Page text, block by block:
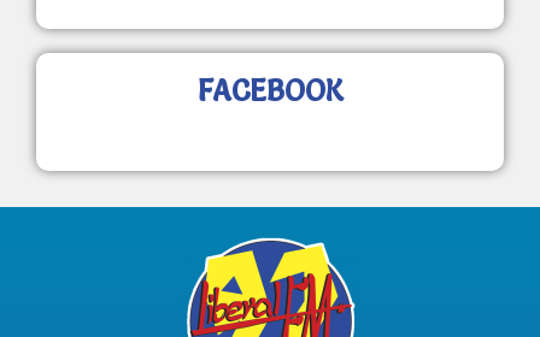
FACEBOOK